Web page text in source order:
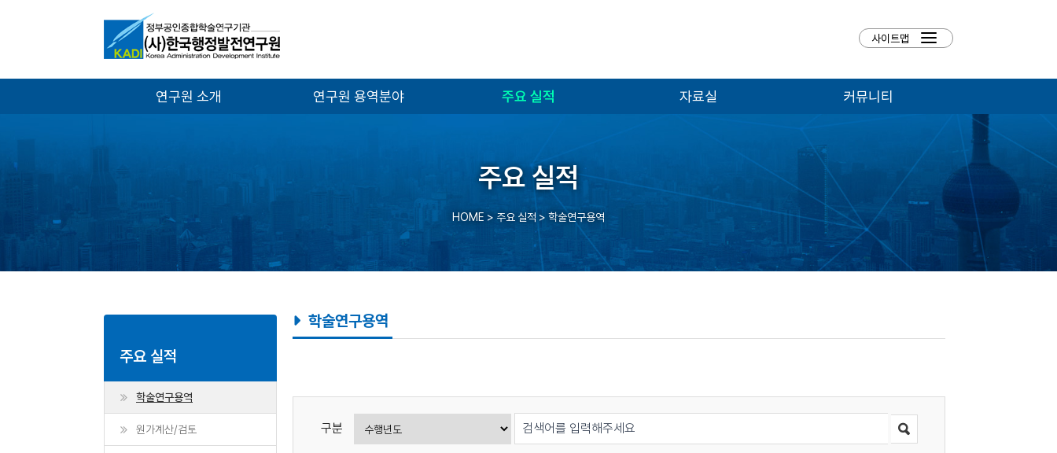
연구원 소개 연구원 용역분야 주요 실적 자료실 커뮤니티
주요 실적
HOME > 주요 실적 > 학술연구용역
주요 실적
학술연구용역
원가계산/검토
학술연구용역
구분